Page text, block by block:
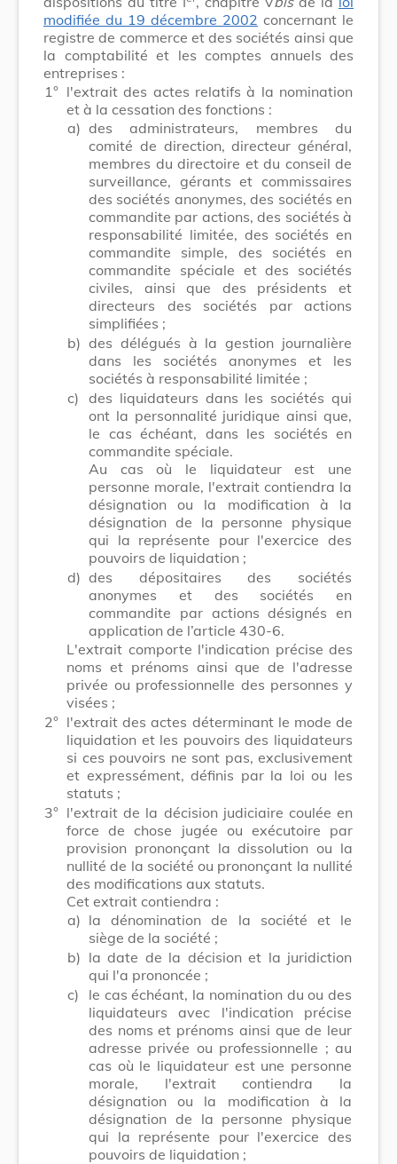
modifiée du 19 décembre 2002 concernant le
registre de commerce et des sociétés ainsi que
la comptabilité et les comptes annuels des
entreprises :
1° l'extrait des actes relatifs à la nomination
et à la cessation des fonctions :
a) des administrateurs, membres du
comité de direction, directeur général,
membres du directoire et du conseil de
surveillance, gérants et commissaires
des sociétés anonymes, des sociétés en
commandite par actions, des sociétés à
responsabilité limitée, des sociétés en
commandite simple, des sociétés en
commandite spéciale et des sociétés
civiles, ainsi que des présidents et
directeurs des sociétés par actions
simplifiées ;
b) des délégués à la gestion journalière
dans les sociétés anonymes et les
sociétés à responsabilité limitée ;
c) des liquidateurs dans les sociétés qui
ont la personnalité juridique ainsi que,
le cas échéant, dans les sociétés en
commandite spéciale.
Au cas où le liquidateur est une
personne morale, l'extrait contiendra la
désignation ou la modification à la
désignation de la personne physique
qui la représente pour l'exercice des
pouvoirs de liquidation ;
d) des dépositaires des sociétés
anonymes et des sociétés en
commandite par actions désignés en
application de l’article 430-6.
L'extrait comporte l'indication précise des
noms et prénoms ainsi que de l'adresse
privée ou professionnelle des personnes y
visées ;
2° l'extrait des actes déterminant le mode de
liquidation et les pouvoirs des liquidateurs
si ces pouvoirs ne sont pas, exclusivement
et expressément, définis par la loi ou les
statuts ;
3° l'extrait de la décision judiciaire coulée en
force de chose jugée ou exécutoire par
provision prononçant la dissolution ou la
nullité de la société ou prononçant la nullité
des modifications aux statuts.
Cet extrait contiendra :
a) la dénomination de la société et le
siège de la société ;
b) la date de la décision et la juridiction
qui l'a prononcée ;
c)
le cas échéant, la nomination du ou des
liquidateurs avec l'indication précise
des noms et prénoms ainsi que de leur
adresse privée ou professionnelle ; au
cas où le liquidateur est une personne
morale, l'extrait contiendra la
désignation ou la modification à la
désignation de la personne physique
qui la représente pour l'exercice des
pouvoirs de liquidation ;